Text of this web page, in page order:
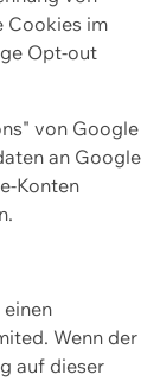
Cookies im
Opt-out
von Google
an Google
Konten
Wenn der
auf dieser